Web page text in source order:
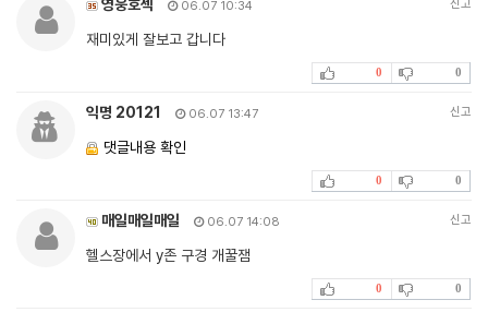
영웅호섹 06.07 10:34 신고
재미있게 잘보고 갑니다
0 0
익명 20121 06.07 13:47 신고
댓글내용 확인
0 0
매일매일매일 06.07 14:08 신고
헬스장에서 y존 구경 개꿀잼
0 0